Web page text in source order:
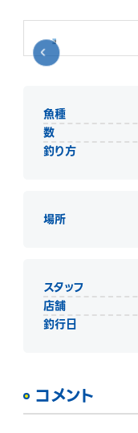
魚種
数
釣り方
場所
スタッフ
店舗
釣行日
コメント